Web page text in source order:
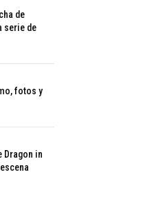
de
serie de
fotos y
Dragon in